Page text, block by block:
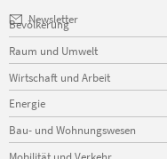
Newsletter
Navigation
überspringen
Bevölkerung
Raum und Umwelt
Wirtschaft und Arbeit
Energie
Bau- und Wohnungswesen